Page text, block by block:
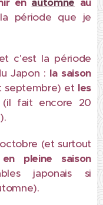
période que je
et c'est la période
Japon : la saison
septembre) etles
fait encore 20
(et surtout
pleine saison
japonais si